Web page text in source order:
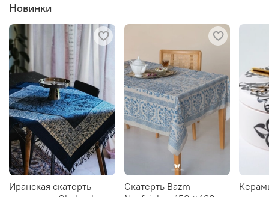
Новинки
Иранская скатерть
Скатерть Bazm